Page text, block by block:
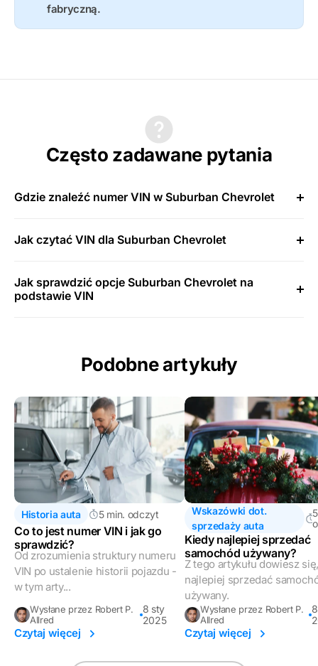
fabryczną.
Często zadawane pytania
Gdzie znaleźć numer VIN w Suburban Chevrolet
Jak czytać VIN dla Suburban Chevrolet
Jak sprawdzić opcje Suburban Chevrolet na
podstawie VIN
Podobne artykuły
Historia auta 5 min. odczyt
Co to jest numer VIN i jak go
sprawdzić?
Od zrozumienia struktury numeru
VIN po ustalenie historii pojazdu -
w tym arty...
Wysłane przez Robert P.
Allred
8 sty
2025
Czytaj więcej
Wskazówki dot.
sprzedaży auta
Kiedy najlepiej sprzedać
samochód używany?
Z tego artykułu dowiesz
najlepiej sprzedać
używany.
Wysłane przez Robert P.
Allred
Czytaj więcej